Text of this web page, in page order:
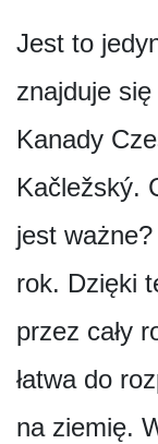
Jest to
znajduje
Kanady
Kačležský.
jest
rok. Dzięki
przez cały
łatwa do
na ziemię.